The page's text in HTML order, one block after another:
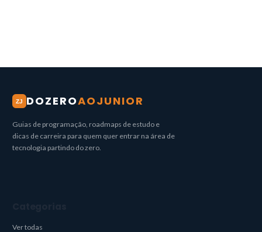
ZJ DOZEROAOJUNIOR
Guias de programação, roadmaps de estudo e
dicas de carreira para quem quer entrar na área de
tecnologia partindo do zero.
Ver todas